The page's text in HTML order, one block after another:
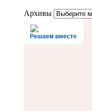
Архивы
Решаем вместе